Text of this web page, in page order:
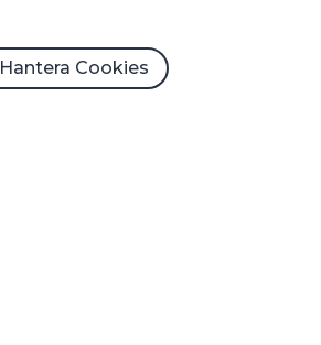
Hantera Cookies